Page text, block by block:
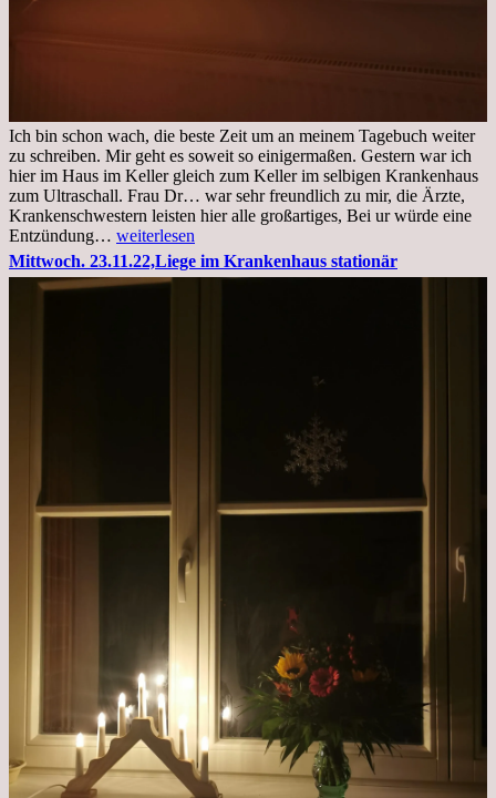
Ich bin schon wach, die beste Zeit um an meinem Tagebuch weiter
zu schreiben. Mir geht es soweit so einigermaßen. Gestern war ich
hier im Haus im Keller gleich zum Keller im selbigen Krankenhaus
zum Ultraschall. Frau Dr… war sehr freundlich zu mir, die Ärzte,
Krankenschwestern leisten hier alle großartiges, Bei ur würde eine
Entzündung… Freitag,
25.11.2022
Kleines
weiterlesen
Mittwoch. 23.11.22,Liege im Krankenhaus stationär